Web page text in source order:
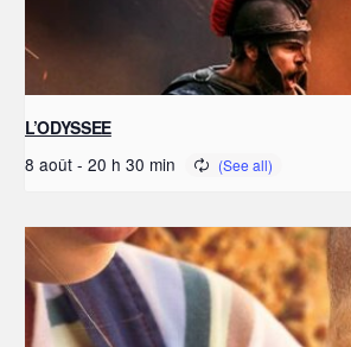
L’ODYSSEE
8 août - 20 h 30 min